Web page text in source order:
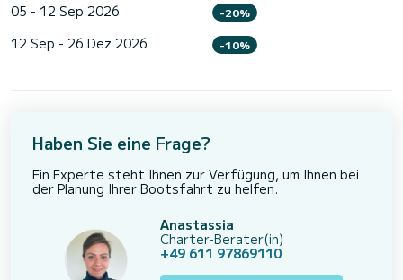
05 - 12 Sep 2026 -20%
12 Sep - 26 Dez 2026 -10%
Haben Sie eine Frage?
Ein Experte steht Ihnen zur Verfügung, um Ihnen bei
der Planung Ihrer Bootsfahrt zu helfen.
Anastassia
Charter-Berater(in)
+49 611 97869110